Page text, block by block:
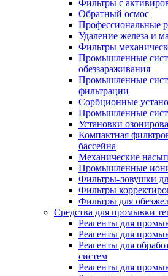
Фильтры с
Обратный осмос
Профессиональные
Удаление железа и
Фильтры
Промышленные
обеззараживания
Промышленные
фильтрации
Сорбционные
Промышленные
Установки
Компактная
бассейна
Механические
Промышленные
Фильтры-ловушки
Фильтры
Фильтры для
Средства для промывки
Реагенты для
Реагенты для
Реагенты для
систем
Реагенты для